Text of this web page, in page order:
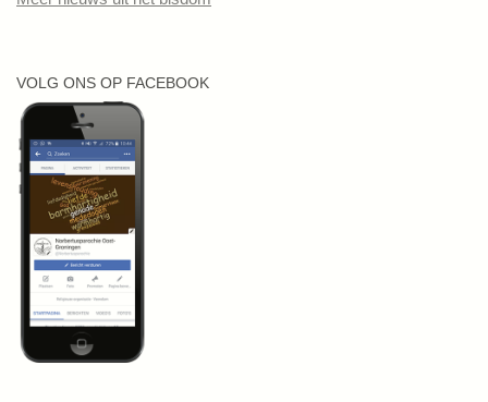
VOLG ONS OP FACEBOOK